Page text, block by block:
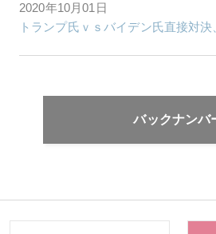
2020年10月01日
トランプ氏ｖｓバイデン氏直接対
バックナンバ